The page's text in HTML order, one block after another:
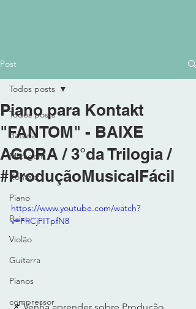
Post
Todos posts
Bateria
MIxagem
Kontakt
Piano
Baixo
Violão
Guitarra
Pianos
compressor
Todos posts
Piano para Kontakt
"FANTOM" - BAIXE
AGORA / 3°da Trilogia /
#ProduçãoMusicalFácil
https://www.youtube.com/watch?
v=FhCjFITpfN8